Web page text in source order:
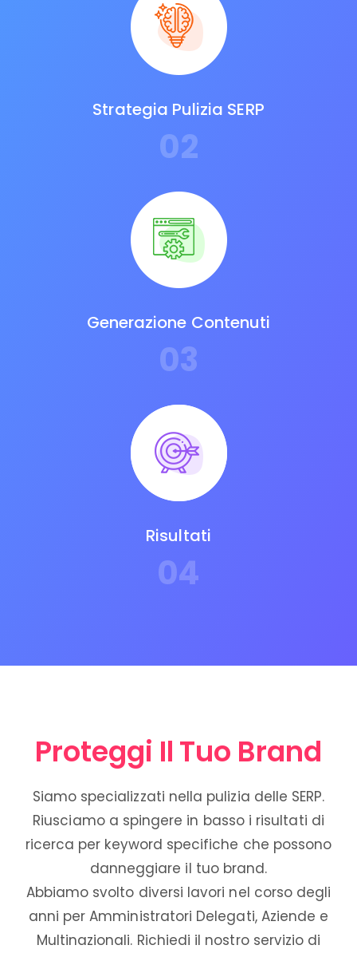
Strategia Pulizia SERP
02
Generazione Contenuti
03
Risultati
04
Proteggi Il Tuo Brand
Siamo specializzati nella pulizia delle SERP.
Riusciamo a spingere in basso i risultati di
ricerca per keyword specifiche che possono
danneggiare il tuo brand.
Abbiamo svolto diversi lavori nel corso degli
anni per Amministratori Delegati, Aziende e
Multinazionali. Richiedi il nostro servizio di